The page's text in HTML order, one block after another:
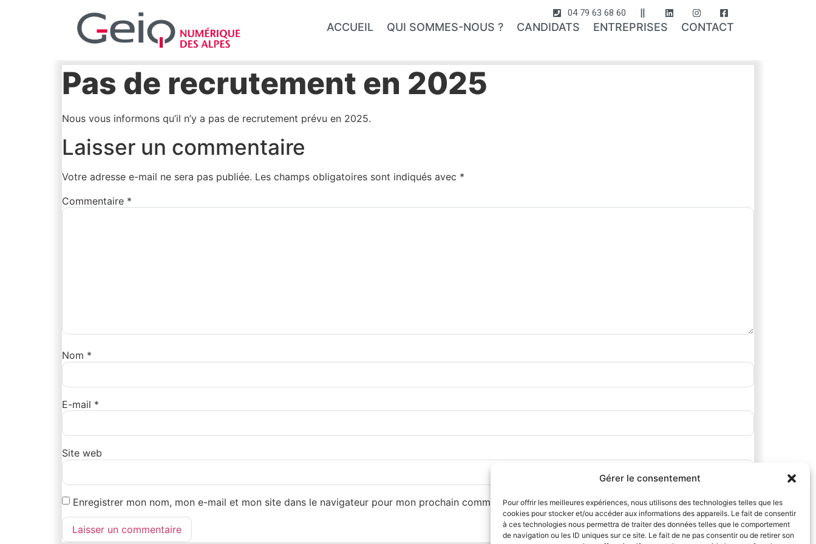
Gérer le consentement
Pour offrir les meilleures expériences, nous utilisons des technologies telles que les
cookies pour stocker et/ou accéder aux informations des appareils. Le fait de consentir
à ces technologies nous permettra de traiter des données telles que le comportement
de navigation ou les ID uniques sur ce site. Le fait de ne pas consentir ou de retirer son
04 79 63 68 60
ACCUEIL QUI SOMMES-NOUS ? CANDIDATS ENTREPRISES CONTACT
Pas de recrutement en 2025
Nous vous informons qu’il n’y a pas de recrutement prévu en 2025.
Laisser un commentaire
Votre adresse e-mail ne sera pas publiée. Les champs obligatoires sont indiqués avec *
Commentaire *
Nom *
E-mail *
Site web
Enregistrer mon nom, mon e-mail et mon site dans le navigateur pour mon prochain commentaire.